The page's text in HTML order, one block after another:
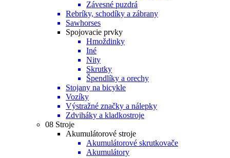
Závesné puzdrá
Rebríky, schodíky a zábrany
Sawhorses
Spojovacie prvky
Hmoždinky
Iné
Nity
Skrutky
Špendlíky a orechy
Stojany na bicykle
Vozíky
Výstražné značky a nálepky
Zdviháky a kladkostroje
08 Stroje
Akumulátorové stroje
Akumulátorové skrutkovače
Akumulátory